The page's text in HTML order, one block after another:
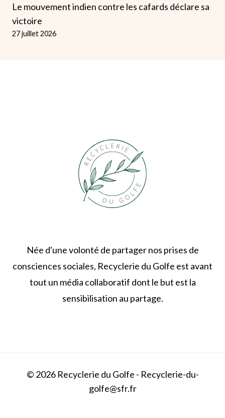
Le mouvement indien contre les cafards déclare sa
victoire
27 juillet 2026
Née d'une volonté de partager nos prises de
consciences sociales, Recyclerie du Golfe est avant
tout un média collaboratif dont le but est la
sensibilisation au partage.
© 2026 Recyclerie du Golfe - Recyclerie-du-
golfe@sfr.fr